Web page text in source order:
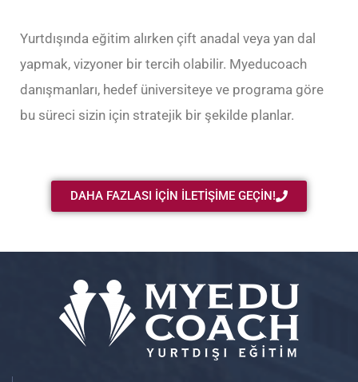
Yurtdışında eğitim alırken çift anadal veya yan dal
yapmak, vizyoner bir tercih olabilir. Myeducoach
danışmanları, hedef üniversiteye ve programa göre
bu süreci sizin için stratejik bir şekilde planlar.
DAHA FAZLASI İÇİN İLETİŞİME GEÇİN!